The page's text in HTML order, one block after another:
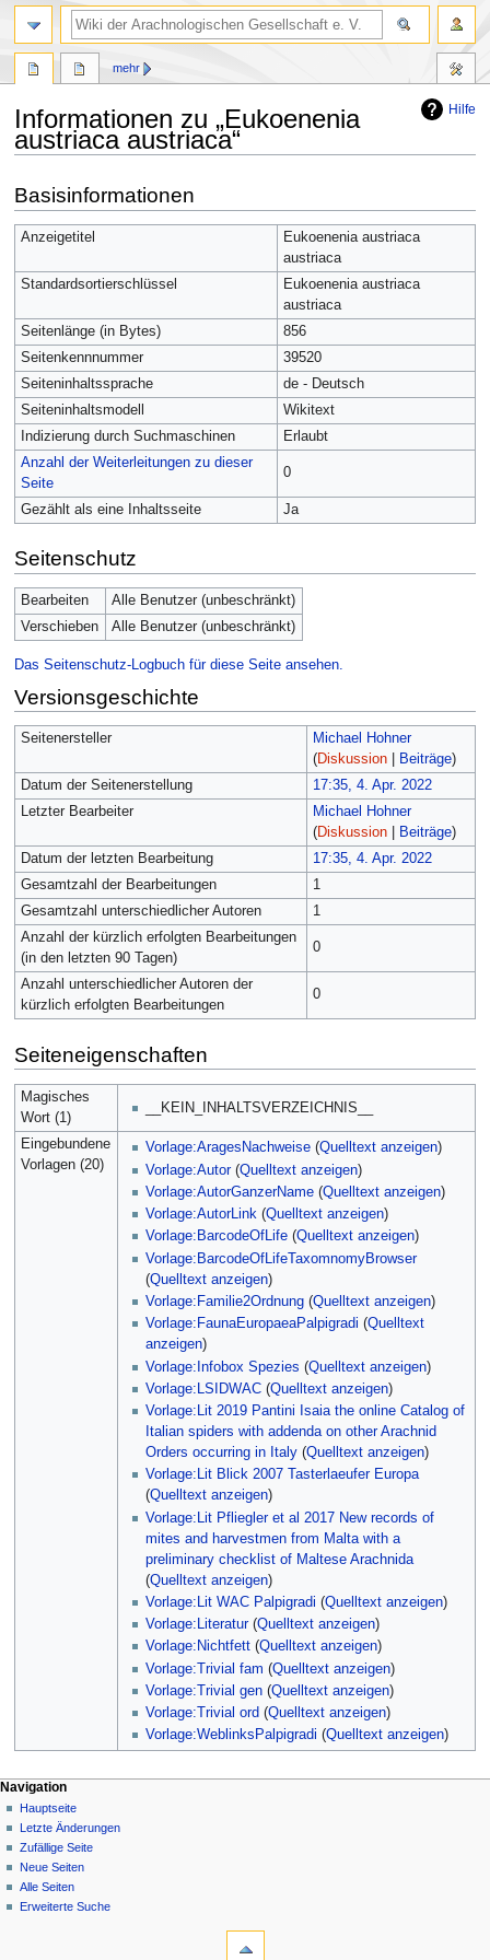
Hilfe
Informationen zu „Eukoenenia
austriaca austriaca“
Navigation
springen
Suche
springen
Basisinformationen
Anzeigetitel
Eukoenenia austriaca
austriaca
Standardsortierschlüssel
Eukoenenia austriaca
austriaca
Seitenlänge (in Bytes)
856
Seitenkennnummer
39520
Seiteninhaltssprache
de - Deutsch
Seiteninhaltsmodell
Wikitext
Indizierung durch Suchmaschinen
Erlaubt
Anzahl der Weiterleitungen zu dieser
Seite
0
Gezählt als eine Inhaltsseite Ja
Seitenschutz
Bearbeiten
Alle Benutzer (unbeschränkt)
Verschieben
Alle Benutzer (unbeschränkt)
Das Seitenschutz-Logbuch für diese Seite ansehen.
Versionsgeschichte
Seitenersteller
Michael Hohner
(Diskussion| Beiträge)
Datum der Seitenerstellung
17:35, 4. Apr. 2022
Letzter Bearbeiter
Michael Hohner
(Diskussion| Beiträge)
Datum der letzten Bearbeitung
17:35, 4. Apr. 2022
Gesamtzahl der Bearbeitungen
1
Gesamtzahl unterschiedlicher Autoren
1
Anzahl der kürzlich erfolgten Bearbeitungen
(in den letzten 90 Tagen)
0
Anzahl unterschiedlicher Autoren der
kürzlich erfolgten Bearbeitungen
0
Seiteneigenschaften
Magisches
Wort (1)
__KEIN_INHALTSVERZEICHNIS__
Eingebundene
Vorlagen (20)
Vorlage:AragesNachweise (Quelltext anzeigen)
Vorlage:Autor(Quelltext anzeigen)
Vorlage:AutorGanzerName (Quelltext anzeigen)
Vorlage:AutorLink (Quelltext anzeigen)
Vorlage:BarcodeOfLife (Quelltext anzeigen)
Vorlage:BarcodeOfLifeTaxomnomyBrowser
(Quelltext anzeigen)
Vorlage:Familie2Ordnung (Quelltext anzeigen)
Vorlage:FaunaEuropaeaPalpigradi (Quelltext
anzeigen)
Vorlage:Infobox Spezies (Quelltext anzeigen)
Vorlage:LSIDWAC (Quelltext anzeigen)
Vorlage:Lit 2019 Pantini Isaia the online Catalog of
Italian spiders with addenda on other Arachnid
Orders occurring in Italy (Quelltext anzeigen)
Vorlage:Lit Blick 2007 Tasterlaeufer Europa
(Quelltext anzeigen)
Vorlage:Lit Pfliegler et al 2017 New records of
mites and harvestmen from Malta with a
preliminary checklist of Maltese Arachnida
(Quelltext anzeigen)
Vorlage:Lit WAC Palpigradi (Quelltext anzeigen)
Vorlage:Literatur(Quelltext anzeigen)
Vorlage:Nichtfett (Quelltext anzeigen)
Vorlage:Trivial fam (Quelltext anzeigen)
Vorlage:Trivial gen (Quelltext anzeigen)
Vorlage:Trivial ord (Quelltext anzeigen)
Vorlage:WeblinksPalpigradi (Quelltext anzeigen)
mehr
Navigation
Hauptseite
Letzte Änderungen
Zufällige Seite
Neue Seiten
Alle Seiten
Erweiterte Suche